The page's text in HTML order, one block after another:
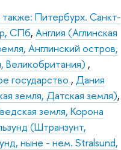
Питербурх. Санкт-
СПб, Англия (Аглинская
Англинский остров,
Великобритания) ,
государство , Дания
земля, Датская земля),
земля, Корона
(Штранзунт,
ныне - нем. Stralsund,